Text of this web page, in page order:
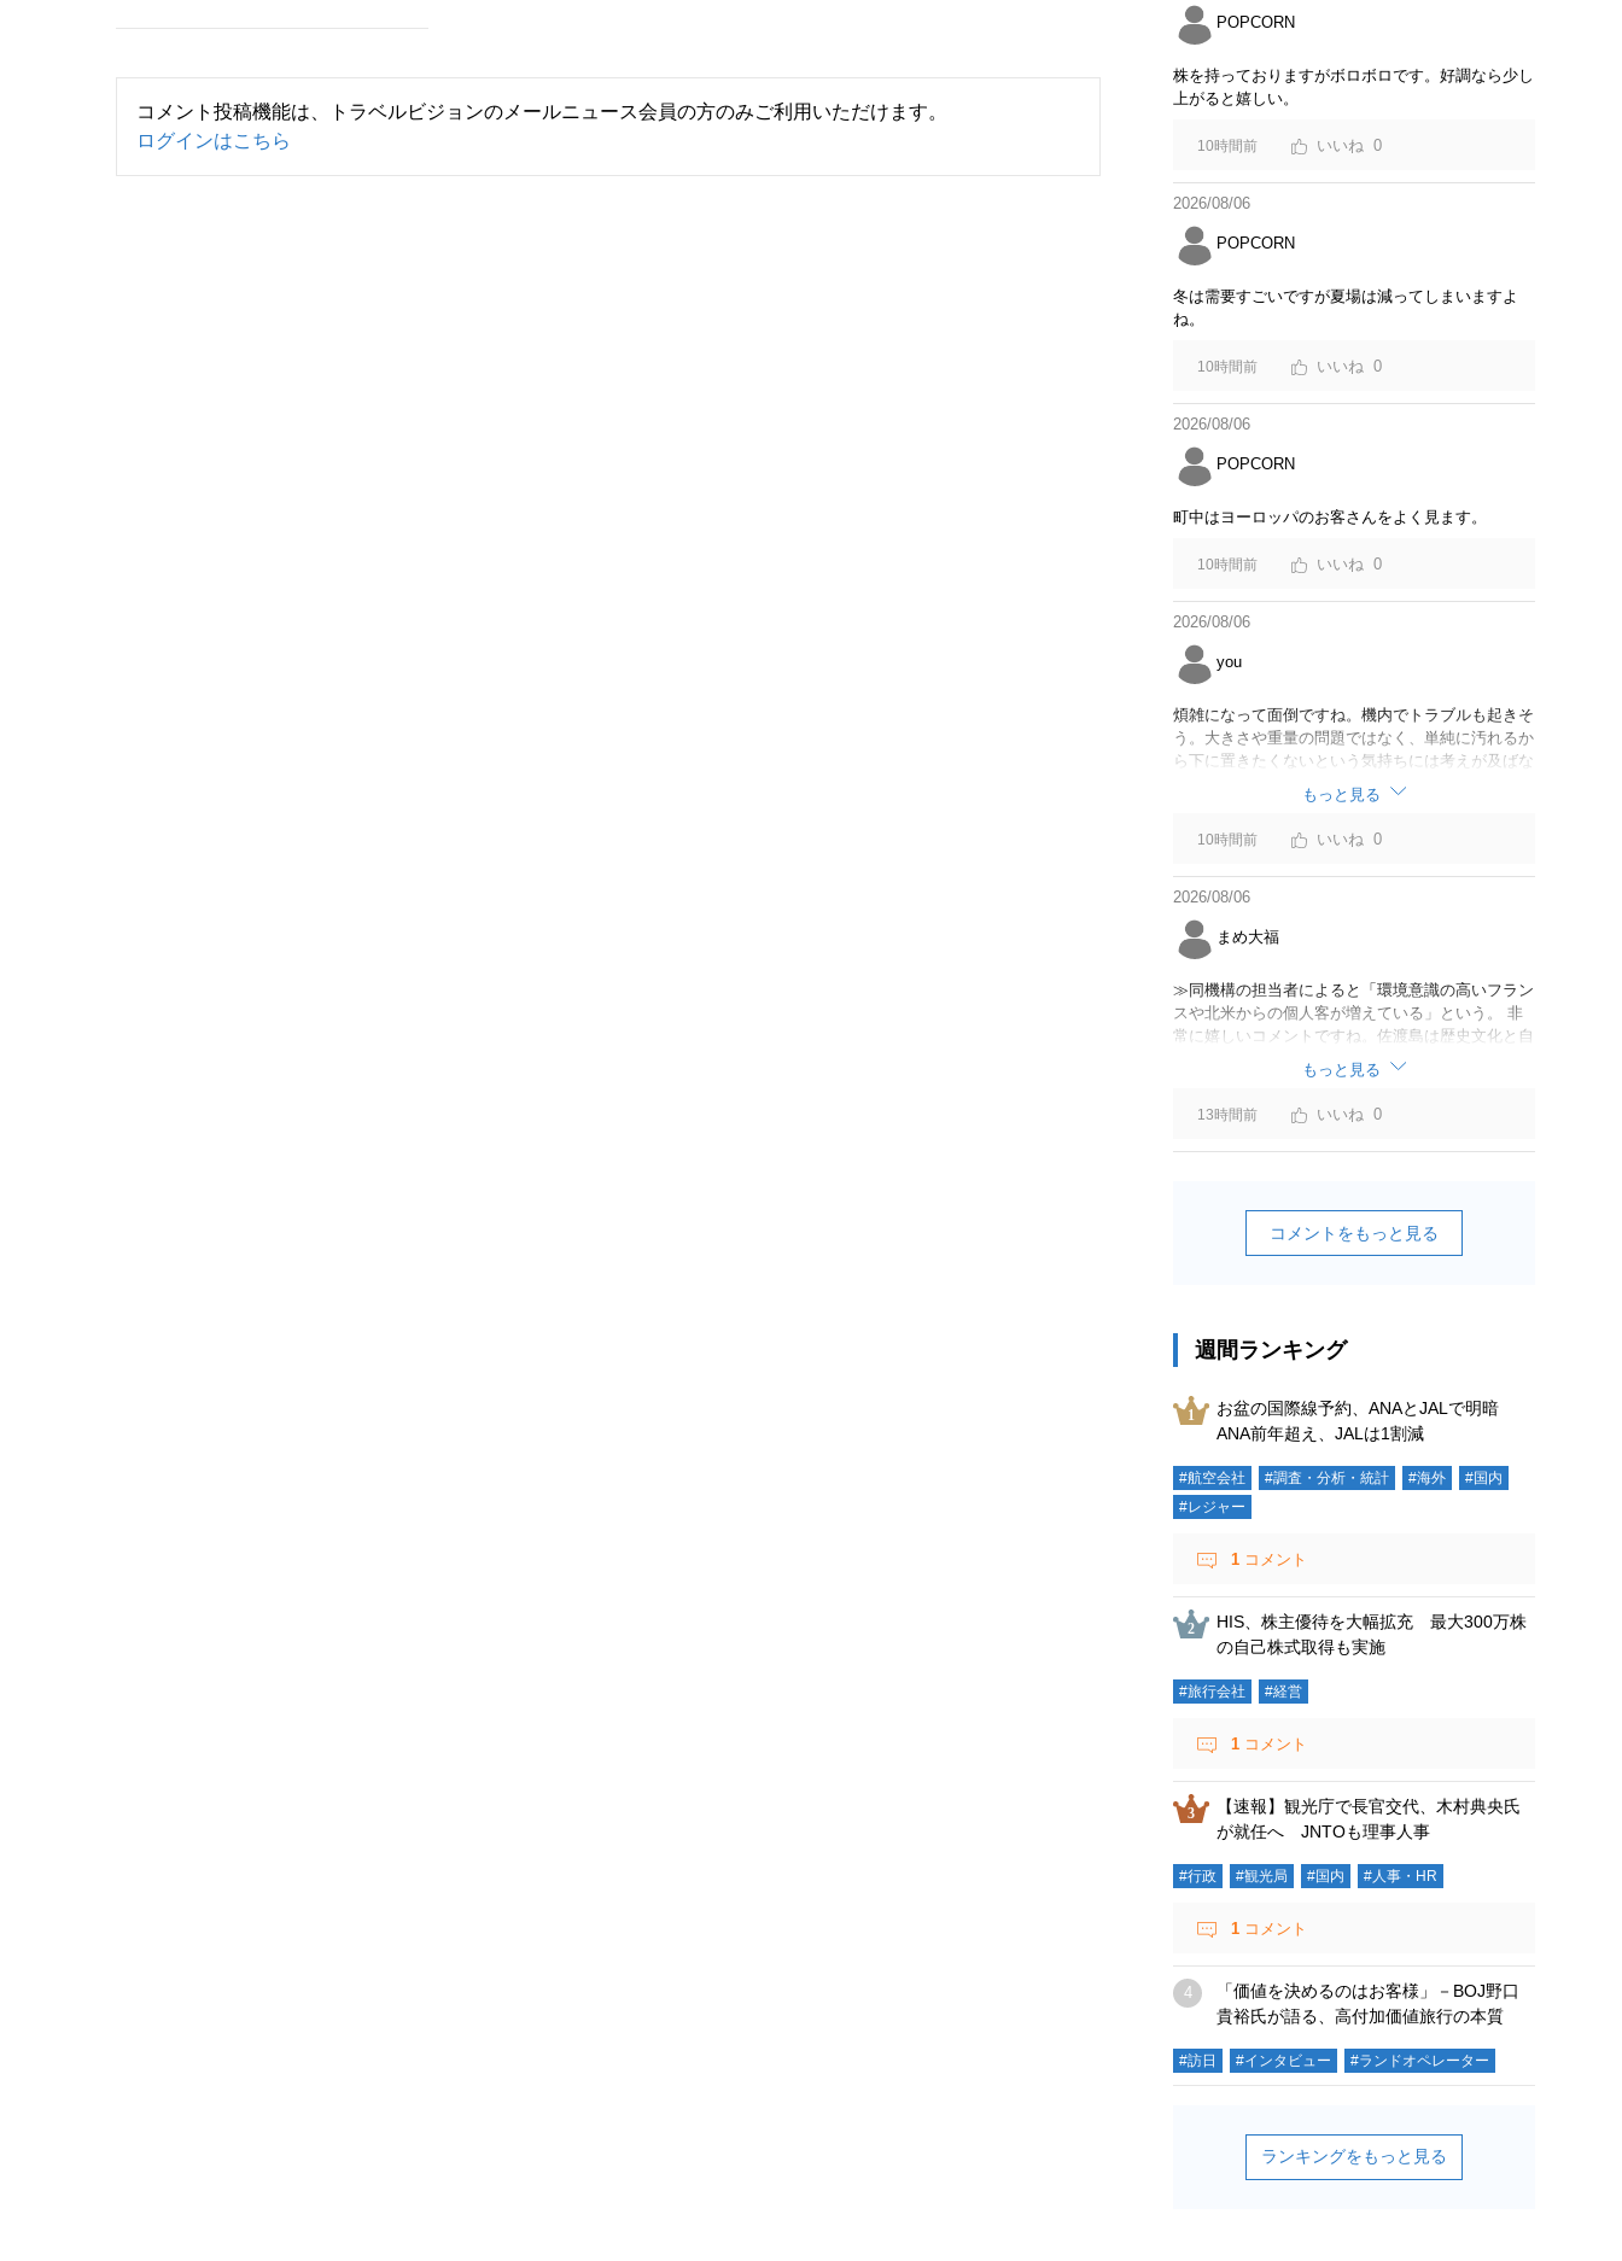
コメント投稿機能は、トラベルビジョンのメールニュース会員の方のみご利用いただけます。
ログインはこちら
POPCORN
株を持っておりますがボロボロです。好調なら少し
上がると嬉しい。
10時間前 0
2026/08/06
POPCORN
冬は需要すごいですが夏場は減ってしまいますよ
ね。
10時間前 0
2026/08/06
POPCORN
町中はヨーロッパのお客さんをよく見ます。
10時間前 0
2026/08/06
you
煩雑になって面倒ですね。機内でトラブルも起きそ
う。大きさや重量の問題ではなく、単純に汚れるか
ら下に置きたくないという気持ちには考えが及ばな
かったのでしょうかね。いっそ、荷物棚を撤去した
座席を作って、座席指定も荷物も含んだプランとす
べて無しで格安プランで分けてもらった方がシンプ
ルで分かりやすいかも。どんどん料金が細分化され
て面倒です。
もっと見る
10時間前 0
2026/08/06
まめ大福
≫同機構の担当者によると「環境意識の高いフラン
スや北米からの個人客が増えている」という。 非
常に嬉しいコメントですね。佐渡島は歴史文化と自
然が相まっての土地となっているので、個人的には
環境意識の低い人は来ないでほしいです。「金がと
れるんじゃないか」と勝手に穴掘ったりしそうな国
の人は来ないでほしいですね。
もっと見る
13時間前 0
コメントをもっと見る
週間ランキング
お盆の国際線予約、ANAとJALで明暗
ANA前年超え、JALは1割減
#航空会社 #調査・分析・統計 #海外
#国内
#レジャー
1 コメント
HIS、株主優待を大幅拡充 最大300万株
の自己株式取得も実施
#旅行会社 #経営
1 コメント
【速報】観光庁で長官交代、木村典央氏
が就任へ JNTOも理事人事
#行政 #観光局 #国内 #人事・HR
1 コメント
「価値を決めるのはお客様」－BOJ野口
貴裕氏が語る、高付加価値旅行の本質
#訪日 #インタビュー #ランドオペレーター